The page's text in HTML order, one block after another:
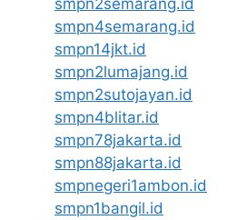
smpn4semarang.id
smpn14jkt.id
smpn2lumajang.id
smpn2sutojayan.id
smpn4blitar.id
smpn78jakarta.id
smpn88jakarta.id
smpnegeri1ambon.id
smpn1bangil.id